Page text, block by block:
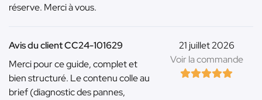
réserve. Merci à vous.
21 juillet 2026
Voir la commande
Avis du client CC24-101629
Merci pour ce guide, complet et
bien structuré. Le contenu colle au
brief (diagnostic des pannes,